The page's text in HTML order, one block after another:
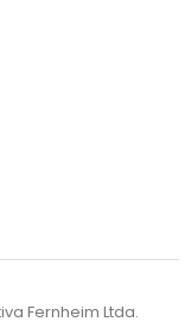
Fernheim Ltda.